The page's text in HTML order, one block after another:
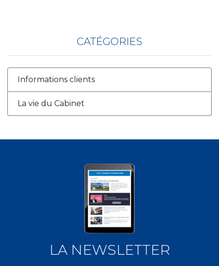
CATÉGORIES
Informations clients
La vie du Cabinet
LA NEWSLETTER